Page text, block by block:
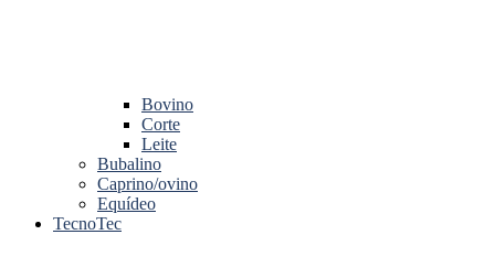
Bovino
Corte
Leite
Bubalino
Caprino/ovino
Equídeo
TecnoTec